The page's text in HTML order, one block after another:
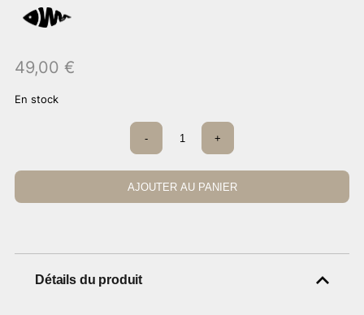
49,00 €
En stock
quantité
Chemisier
noeud
blanc
- +
AJOUTER AU PANIER
Détails du produit